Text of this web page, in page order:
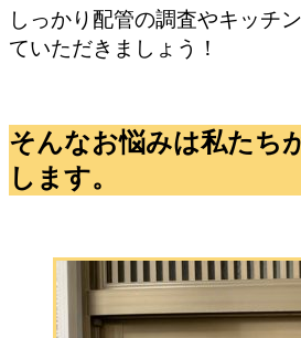
しっかり配管の調査やキッチ
ていただきましょう！
そんなお悩みは私たち
します。